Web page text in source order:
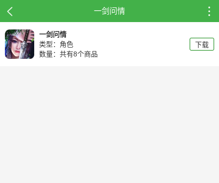
一剑问情
一剑问情
类型：角色
数量：共有8个商品
下载